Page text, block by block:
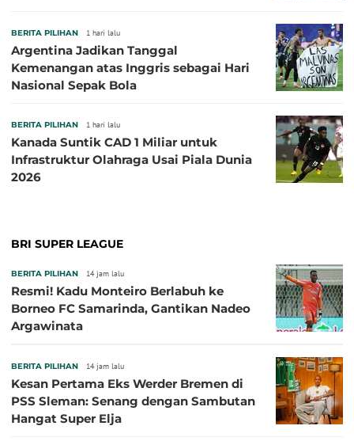
BERITA PILIHAN 1 hari lalu
Argentina Jadikan Tanggal
Kemenangan atas Inggris sebagai Hari
Nasional Sepak Bola
BERITA PILIHAN 1 hari lalu
Kanada Suntik CAD 1 Miliar untuk
Infrastruktur Olahraga Usai Piala Dunia
2026
BRI SUPER LEAGUE
BERITA PILIHAN 14 jam lalu
Resmi! Kadu Monteiro Berlabuh ke
Borneo FC Samarinda, Gantikan Nadeo
Argawinata
BERITA PILIHAN 14 jam lalu
Kesan Pertama Eks Werder Bremen di
PSS Sleman: Senang dengan Sambutan
Hangat Super Elja